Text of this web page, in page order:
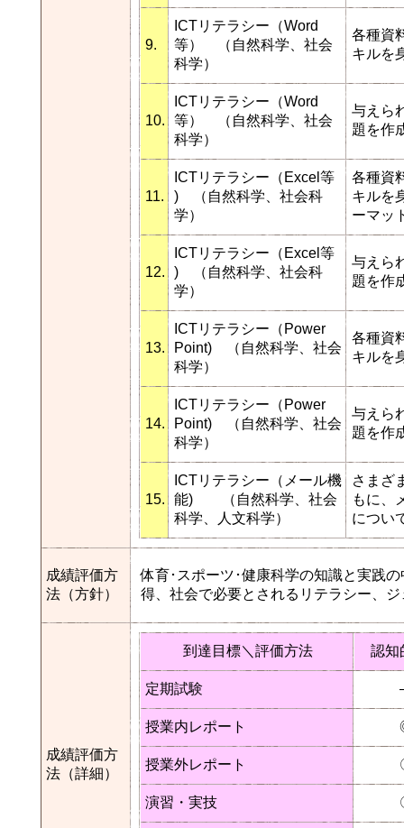
9.
ICTリテラシー（Word
等） （自然科学、社会
科学）
各種資
キルを
10.
ICTリテラシー（Word
等） （自然科学、社会
科学）
与えら
題を作
11.
ICTリテラシー（Excel等
) （自然科学、社会科
学）
各種資
キルを
ーマッ
12.
ICTリテラシー（Excel等
) （自然科学、社会科
学）
与えら
題を作
13.
ICTリテラシー（Power
Point) （自然科学、社会
科学）
各種資
キルを
14.
ICTリテラシー（Power
Point) （自然科学、社会
科学）
与えら
題を作
15.
ICTリテラシー（メール機
能) （自然科学、社会
科学、人文科学）
さまざ
もに、
につい
成績評価方
法（方針）
体育･スポーツ･健康科学の知識と実践
得、社会で必要とされるリテラシー、
成績評価方
法（詳細）
到達目標＼評価方法 認知
定期試験
授業内レポート
授業外レポート
演習・実技